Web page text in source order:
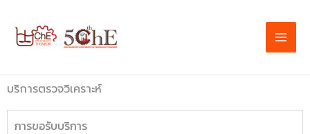
content
บริการตรวจวิเคราะห์
การขอรับบริการ